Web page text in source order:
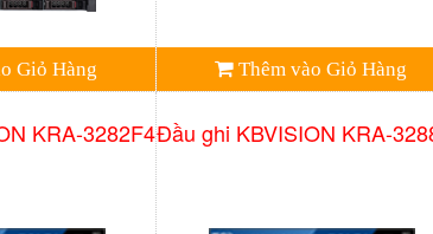
Giỏ Hàng Thêm vào Giỏ Hàng
KRA-3282F4Đầu ghi KBVISION KRA-